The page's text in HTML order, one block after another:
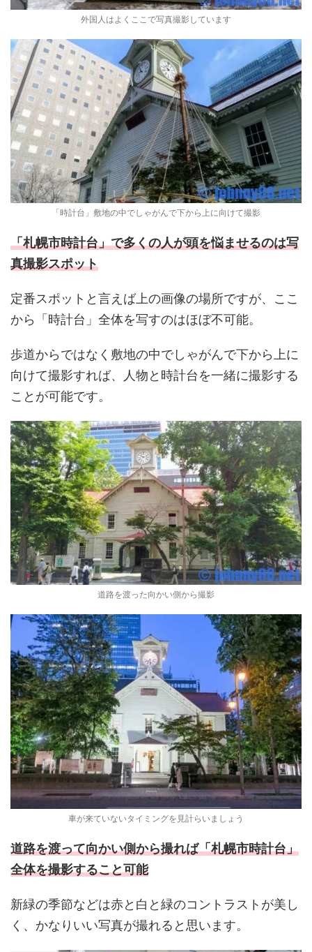
外国人はよくここで写真撮影しています
「時計台」敷地の中でしゃがんで下から上に向けて撮影
「札幌市時計台」で多くの人が頭を悩ませるのは写
真撮影スポット
定番スポットと言えば上の画像の場所ですが、ここ
から「時計台」全体を写すのはほぼ不可能。
歩道からではなく敷地の中でしゃがんで下から上に
向けて撮影すれば、人物と時計台を一緒に撮影する
ことが可能です。
道路を渡った向かい側から撮影
車が来ていないタイミングを見計らいましょう
道路を渡って向かい側から撮れば「札幌市時計台」
全体を撮影すること可能
新緑の季節などは赤と白と緑のコントラストが美し
く、かなりいい写真が撮れると思います。